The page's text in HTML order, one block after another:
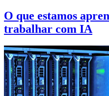
O que estamos
trabalhar com IA